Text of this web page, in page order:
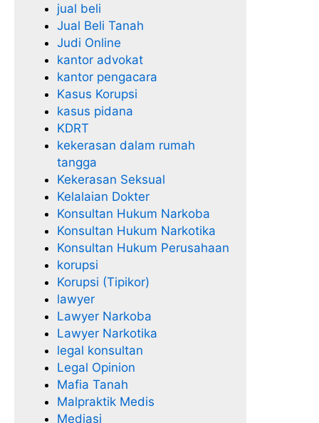
jual beli
Jual Beli Tanah
Judi Online
kantor advokat
kantor pengacara
Kasus Korupsi
kasus pidana
KDRT
kekerasan dalam rumah
tangga
Kekerasan Seksual
Kelalaian Dokter
Konsultan Hukum Narkoba
Konsultan Hukum Narkotika
Konsultan Hukum Perusahaan
korupsi
Korupsi (Tipikor)
lawyer
Lawyer Narkoba
Lawyer Narkotika
legal konsultan
Legal Opinion
Mafia Tanah
Malpraktik Medis
Mediasi